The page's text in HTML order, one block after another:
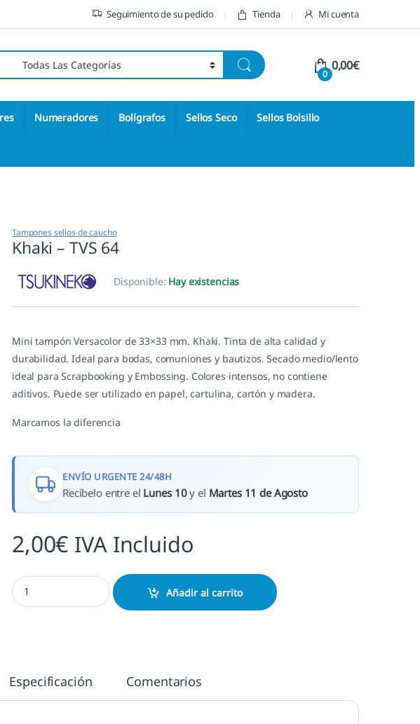
Seguimiento de su pedido Tienda Mi cuenta
0
0,00€
Numeradores Bolígrafos Sellos Seco Sellos Bolsillo
Tampones sellos de caucho
Khaki – TVS 64
Disponible: Hay existencias
Mini tampón Versacolor de 33×33 mm. Khaki. Tinta de alta calidad y
durabilidad. Ideal para bodas, comuniones y bautizos. Secado medio/lento
ideal para Scrapbooking y Embossing. Colores intensos, no contiene
aditivos. Puede ser utilizado en papel, cartulina, cartón y madera.
Marcamos la diferencia
ENVÍO URGENTE 24/48H
Recíbelo entre el Lunes 10y el Martes 11 de Agosto
2,00€ IVA Incluido
Khaki - TVS 64 cantidad
Añadir al carrito
Especificación Comentarios